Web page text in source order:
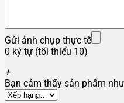
Gửi ảnh chụp thực tế
0 ký tự (tối thiểu 10)
+
Bạn cảm thấy sản phẩm